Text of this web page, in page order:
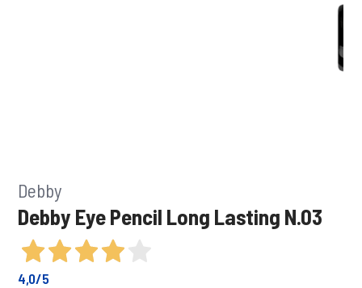
Debby
Debby Eye Pencil Long Lasting N.03
4,0/5